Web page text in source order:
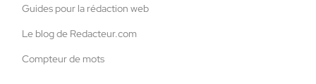
Guides pour la rédaction web
Le blog de Redacteur.com
Compteur de mots